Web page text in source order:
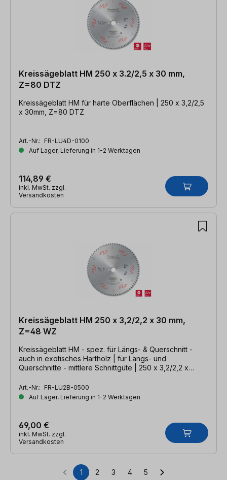
Kreissägeblatt HM 250 x 3.2/2,5 x 30 mm,
Z=80 DTZ
Kreissägeblatt HM für harte Oberflächen | 250 x 3,2/2,5
x 30mm, Z=80 DTZ
Art.-Nr.: FR-LU4D-0100
Auf Lager, Lieferung in 1-2 Werktagen
114,89 €
inkl. MwSt. zzgl.
Versandkosten
Kreissägeblatt HM 250 x 3,2/2,2 x 30 mm,
Z=48 WZ
Kreissägeblatt HM - spez. für Längs- & Querschnitt -
auch in exotisches Hartholz | für Längs- und
Querschnitte - mittlere Schnittgüte | 250 x 3,2/2,2 x
Art.-Nr.: FR-LU2B-0500
Auf Lager, Lieferung in 1-2 Werktagen
69,00 €
inkl. MwSt. zzgl.
Versandkosten
Seite
1 Seite
2 Seite
3 Seite
4 Seite
5